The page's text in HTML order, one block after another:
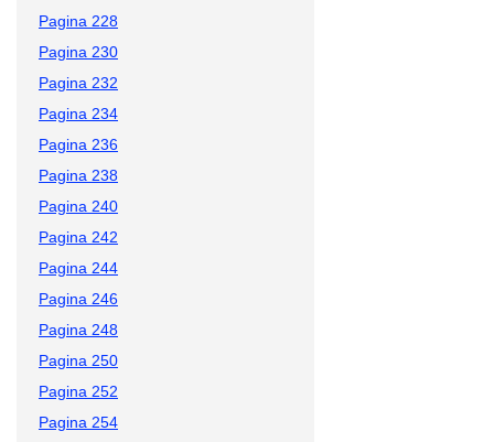
Pagina 228
Pagina 230
Pagina 232
Pagina 234
Pagina 236
Pagina 238
Pagina 240
Pagina 242
Pagina 244
Pagina 246
Pagina 248
Pagina 250
Pagina 252
Pagina 254